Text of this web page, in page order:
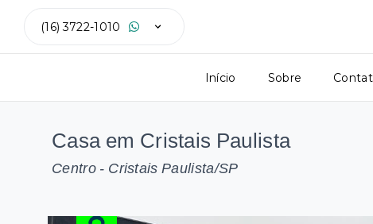
(16) 3722-1010
Início Sobre
Casa em Cristais Paulista
Centro - Cristais Paulista/SP